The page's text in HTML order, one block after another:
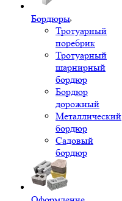
Бордюры
Тротуарный
поребрик
Тротуарный
шарнирный
бордюр
Бордюр
дорожный
Металлический
бордюр
Садовый
бордюр